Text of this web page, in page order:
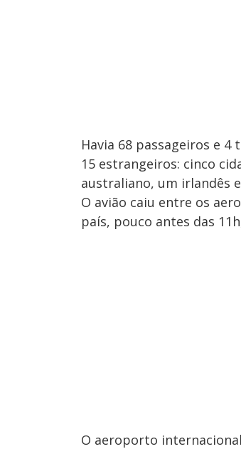
Havia 68 passageiros e
15 estrangeiros: cinco
australiano, um irlandês
O avião caiu entre os
país, pouco antes das
O aeroporto